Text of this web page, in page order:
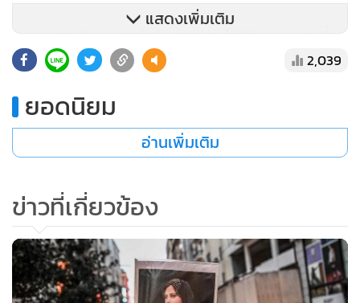
ประธานาธิบดี เอบราฮิม ไรซี แห่งอิหร่านได้มีถ้อยแถลงผ่านสื่อ
โทรทัศน์เมื่อวันเสาร์ (3 ธ.ค.) ว่า สาธารณรัฐและรากฐานความ
“แต่แนวทางที่จะปฏิบัติตามรัฐธรรมนูญนั้นสามารถยืดหยุ่นได้”
อิหร่านกำหนดให้สตรีต้องคลุมฮิญาบตั้งแต่ปี 1983 ทว่าตำรวจ
ฝ่าฝืนกฎอย่างจริงจังเมื่อราวๆ 15 ปีที่แล้ว
เหตุการณ์ประท้วงในอิหร่านทำให้มีผู้เสียชีวิตไปแล้วไม่ต่ำกว่า
300 คน รวมถึงเจ้าหน้าที่ความมั่นคง ขณะที่รัฐบาลอิหร่านกล่าว
หาสหรัฐฯ และชาติพันธมิตรอย่างอังกฤษและอิสราเอล รวมไปถึง
แสดงเพิ่มเติม
2,039
ยอดนิยม
อ่านเพิ่มเติม
ข่าวที่เกี่ยวข้อง